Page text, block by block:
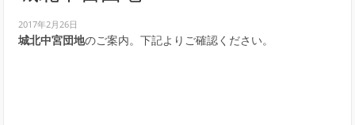
2017年2月26日
城北中宮団地のご案内。下記よりご確認ください。